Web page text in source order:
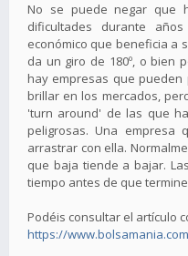
No se puede negar que
dificultades durante
económico que beneficia a
da un giro de 180º, o bien
hay empresas que
brillar en los mercados,
'turn around' de las que
peligrosas. Una
arrastrar con ella.
que baja tiende a bajar.
tiempo antes de que
Podéis consultar el artículo
https://